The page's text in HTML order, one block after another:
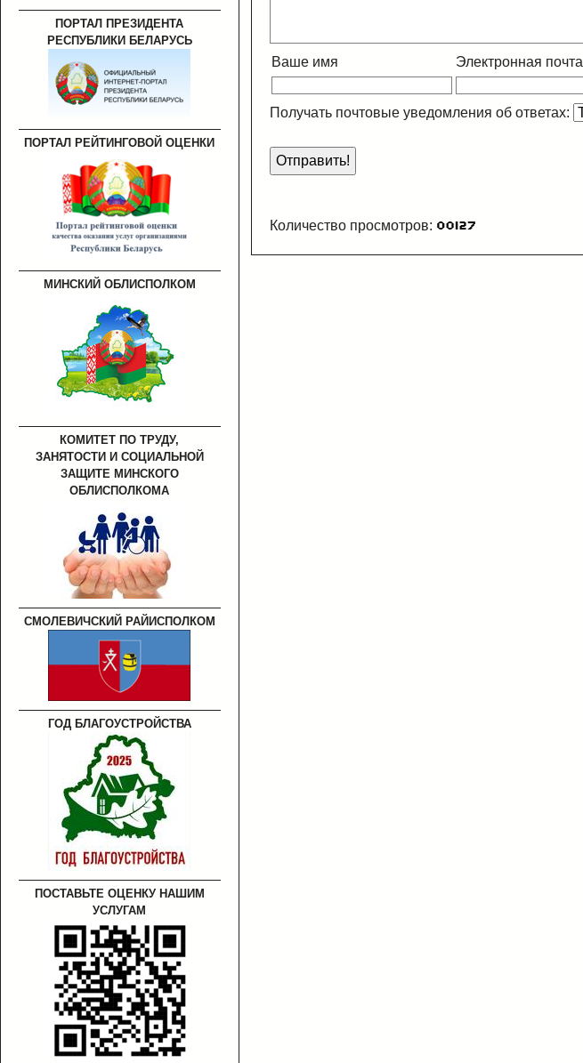
ПОРТАЛ ПРЕЗИДЕНТА
РЕСПУБЛИКИ БЕЛАРУСЬ
ПОРТАЛ РЕЙТИНГОВОЙ ОЦЕНКИ
МИНСКИЙ ОБЛИСПОЛКОМ
КОМИТЕТ ПО ТРУДУ,
ЗАНЯТОСТИ И СОЦИАЛЬНОЙ
ЗАЩИТЕ МИНСКОГО
ОБЛИСПОЛКОМА
СМОЛЕВИЧСКИЙ РАЙИСПОЛКОМ
ГОД БЛАГОУСТРОЙСТВА
ПОСТАВЬТЕ ОЦЕНКУ НАШИМ
УСЛУГАМ
Ваше имя Электронная почта
Получать почтовые уведомления об ответах:
Количество просмотров: